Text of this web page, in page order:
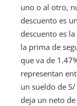
uno o al otro,
descuento es
descuento es
la prima de
que va de
representan
un sueldo de
deja un neto